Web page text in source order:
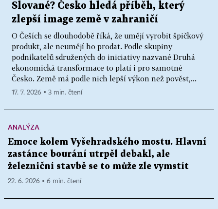
Slované? Česko hledá příběh, který
zlepší image země v zahraničí
O Češích se dlouhodobě říká, že umějí vyrobit špičkový
produkt, ale neumějí ho prodat. Podle skupiny
podnikatelů sdružených do iniciativy nazvané Druhá
ekonomická transformace to platí i pro samotné
Česko. Země má podle nich lepší výkon než pověst,...
17. 7. 2026 ▪ 3 min. čtení
ANALÝZA
Emoce kolem Vyšehradského mostu. Hlavní
zastánce bourání utrpěl debakl, ale
železniční stavbě se to může zle vymstít
22. 6. 2026 ▪ 6 min. čtení